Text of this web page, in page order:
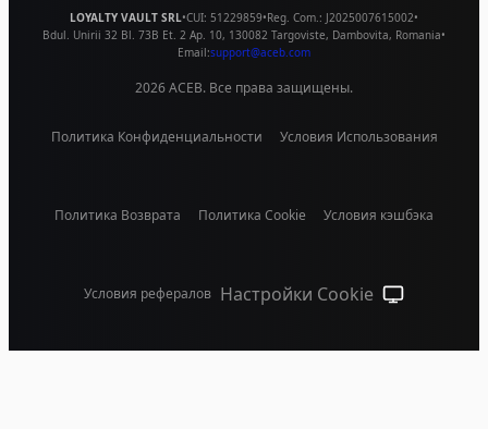
LOYALTY VAULT SRL•CUI: 51229859•Reg. Com.: J2025007615002•
Bdul. Unirii 32 Bl. 73B Et. 2 Ap. 10, 130082 Targoviste, Dambovita, Romania•
Email:support@aceb.com
2026ACEB. Все права защищены.
Политика Конфиденциальности Условия Использования
Политика Возврата Политика Cookie Условия кэшбэка
Условия рефералов Настройки Cookie Системная